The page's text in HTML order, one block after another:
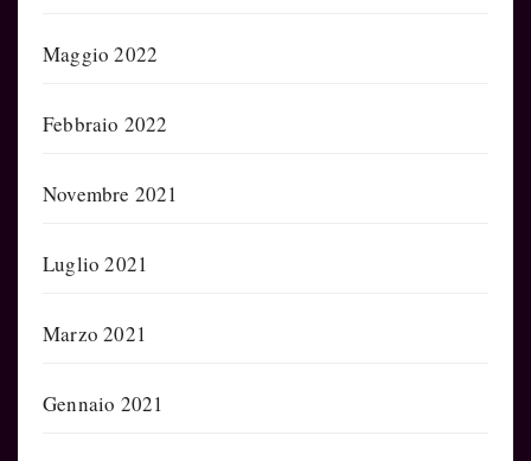
Maggio 2022
Febbraio 2022
Novembre 2021
Luglio 2021
Marzo 2021
Gennaio 2021